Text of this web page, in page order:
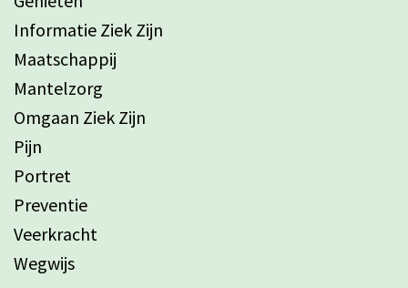
Informatie Ziek Zijn
Maatschappij
Mantelzorg
Omgaan Ziek Zijn
Pijn
Portret
Preventie
Veerkracht
Wegwijs